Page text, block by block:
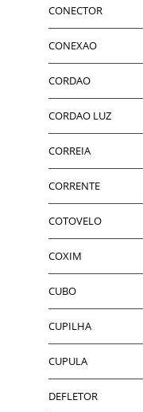
CONECTOR
CONEXAO
CORDAO
CORDAO LUZ
CORREIA
CORRENTE
COTOVELO
COXIM
CUBO
CUPILHA
CUPULA
DEFLETOR